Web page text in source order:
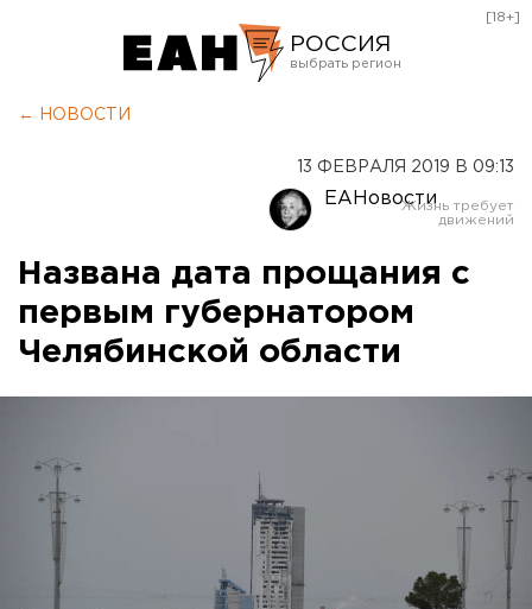
РОССИЯ
Оренбург
[18+]
← НОВОСТИ
13 ФЕВРАЛЯ 2019 В 09:13
ЕАНовости
Названа дата прощания с
первым губернатором
Челябинской области